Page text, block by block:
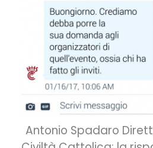
Antonio Spadaro